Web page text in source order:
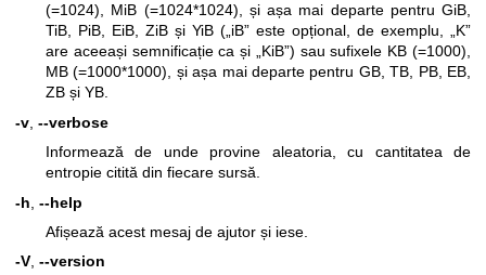
(=1024), MiB (=1024*1024), și așa mai departe pentru GiB,
TiB, PiB, EiB, ZiB și YiB („iB” este opțional, de exemplu, „K”
are aceeași semnificație ca și „KiB”) sau sufixele KB (=1000),
MB (=1000*1000), și așa mai departe pentru GB, TB, PB, EB,
ZB și YB.
-v --verbose
Informează de unde provine aleatoria, cu cantitatea de
entropie citită din fiecare sursă.
-h --help
Afișează acest mesaj de ajutor și iese.
-V, --version